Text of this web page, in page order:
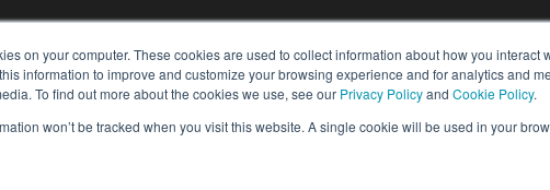
on your computer. These cookies are used to collect information about how you interact
information to improve and customize your browsing experience and for analytics and
To find out more about the cookies we use, see our Privacy Policyand Cookie Policy.
won’t be tracked when you visit this website. A single cookie will be used in your